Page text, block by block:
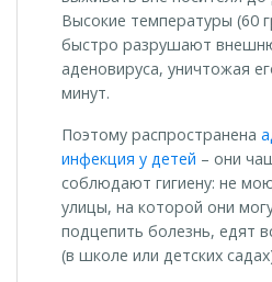
Высокие температуры (60
быстро разрушают
аденовируса, уничтожая
минут.
Поэтому распространена
инфекция у детей – они
соблюдают гигиену: не
улицы, на которой они
подцепить болезнь, едят
(в школе или детских